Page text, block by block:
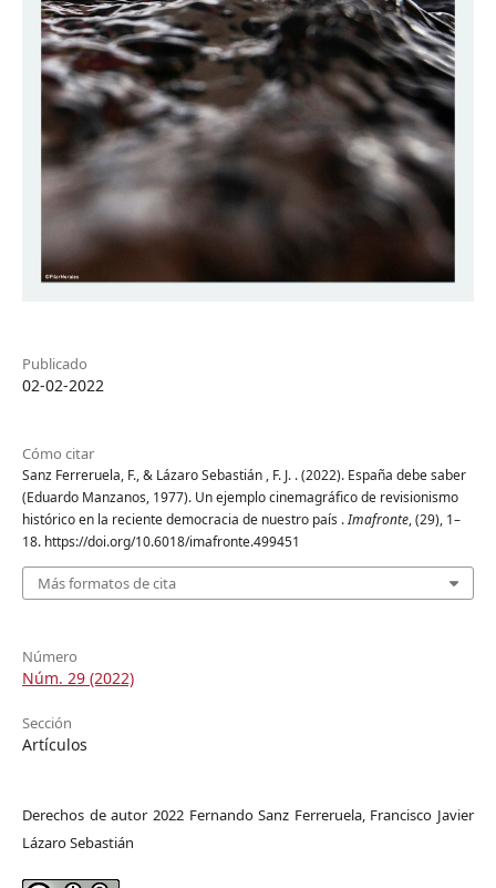
Publicado
02-02-2022
Cómo citar
Sanz Ferreruela, F., & Lázaro Sebastián , F. J. . (2022). España debe saber
(Eduardo Manzanos, 1977). Un ejemplo cinemagráfico de revisionismo
histórico en la reciente democracia de nuestro país .Imafronte, (29), 1–
18. https://doi.org/10.6018/imafronte.499451
Más formatos de cita
Número
Núm. 29 (2022)
Sección
Artículos
Derechos de autor 2022 Fernando Sanz Ferreruela, Francisco Javier
Lázaro Sebastián